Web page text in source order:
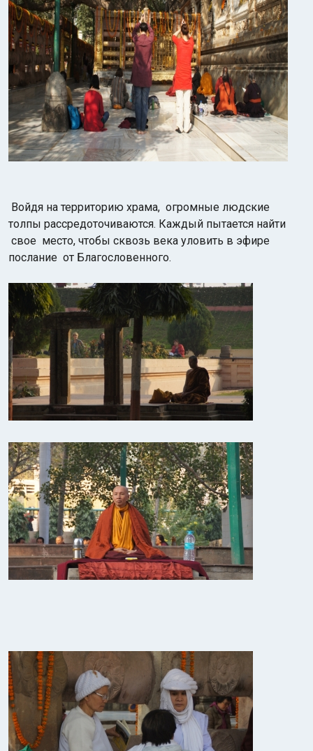
Войдя на территорию храма, огромные людские
толпы рассредоточиваются. Каждый пытается найти
свое место, чтобы сквозь века уловить в эфире
послание от Благословенного.